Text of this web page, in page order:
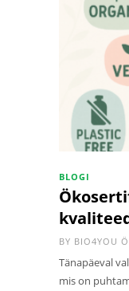
BLOGI
BY BIO4YOU
Tänapäeval
mis on